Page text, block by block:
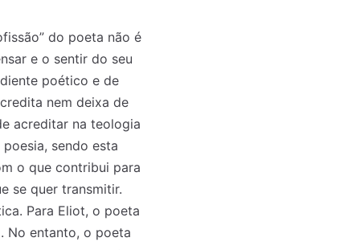
do poeta não é
e o sentir do seu
poético e de
nem deixa de
acreditar na teologia
sendo esta
o que contribui para
se quer transmitir.
Para Eliot, o poeta
No entanto, o poeta